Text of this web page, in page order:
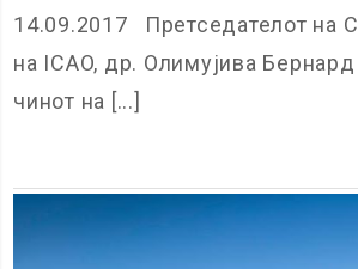
14.09.2017 Претседателот на
на ICAO, др. Олимујива
чинот на [...]